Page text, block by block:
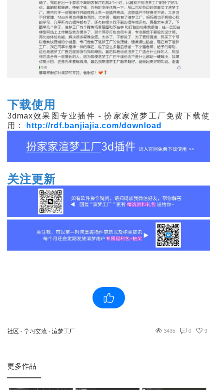
下载使用
3dmax效果图专业插件 - 扮家家渲梦工厂免费下载使
用：
http://rdf.banjiajia.com/download
关注更新
社区 - 学习交流 - 渲梦工厂 3435 0 9
更多作品